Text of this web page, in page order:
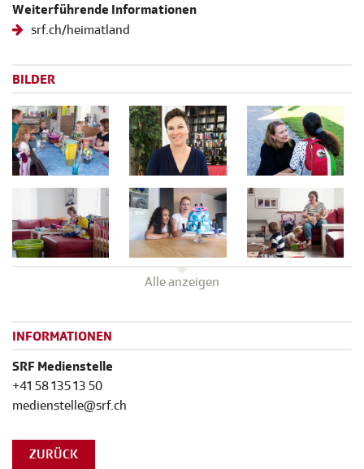
Weiterführende Informationen
srf.ch/heimatland
BILDER
Alle anzeigen
INFORMATIONEN
SRF Medienstelle
+41 58 135 13 50
medienstelle@srf.ch
ZURÜCK